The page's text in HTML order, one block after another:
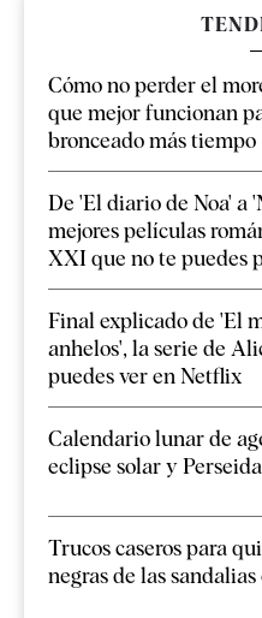
Cómo no perder el
que mejor funcionan
bronceado más tiempo
De 'El diario de Noa' a
mejores películas
XXI que no te puedes
Final explicado de 'El
anhelos', la serie de
puedes ver en Netflix
Calendario lunar de
eclipse solar y
Trucos caseros para
negras de las